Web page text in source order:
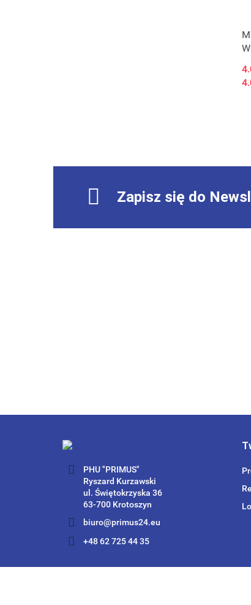
Zapisz się do
PHU "PRIMUS"
Ryszard Kurzawski
ul. Świętokrzyska 36
63-700 Krotoszyn
biuro@primus24.eu
+48 62 725 44 35